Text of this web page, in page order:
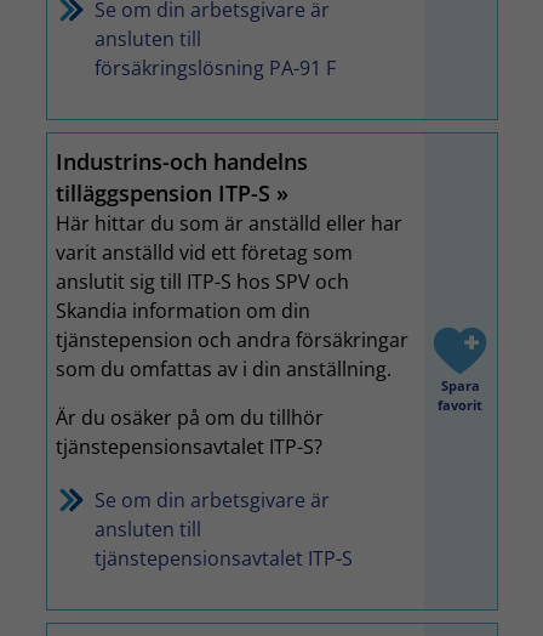
Se om din arbetsgivare är
ansluten till
försäkringslösning PA-91 F
Industrins-och handelns
tilläggspension ITP-S
Här hittar du som är anställd eller har
varit anställd vid ett företag som
anslutit sig till ITP-S hos SPV och
Skandia information om din
tjänstepension och andra försäkringar
som du omfattas av i din anställning.
Är du osäker på om du tillhör
tjänstepensionsavtalet ITP-S?
Se om din arbetsgivare är
ansluten till
tjänstepensionsavtalet ITP-S
Spara
favorit